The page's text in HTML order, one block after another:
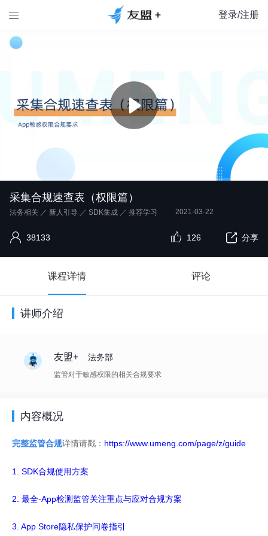
 登录/注册
采集合规速查表（权限篇）
法务相关 ／ 新人引导 ／ SDK集成 ／ 推荐学习 2021-03-22
38133 分享
126
课程详情 评论
讲师介绍
友盟+ 法务部
监管对于敏感权限的相关合规要求
内容概况
完整监管合规详情请戳： https://www.umeng.com/page/z/guide
1. SDK合规使用方案
2. 最全-App检测监管关注重点与应对合规方案
3. App Store隐私保护问卷指引